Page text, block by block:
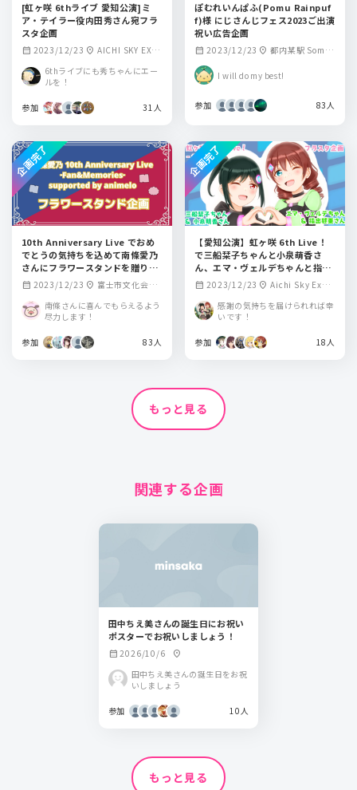
[虹ヶ咲 6thライブ 愛知公演]ミ
ア・テイラー役内田秀さん宛フラ
スタ企画
calendar_month 2023/12/23 location_on AICHI SKY EXP
O ホール A
6thライブにも秀ちゃんにエー
ルを！
参加 31人
ぽむれいんぱふ(Pomu Rainpuf
f)様 にじさんじフェス2023ご出演
祝い広告企画
calendar_month 2023/12/23 location_on 都内某駅 Some
I will do my best!
参加 83人
10th Anniversary Live でおめ
でとうの気持ちを込めて南條愛乃
さんにフラワースタンドを贈りま
せんか？💐
calendar_month 2023/12/23 location_on 富士市文化会館
ール
南條さんに喜んでもらえるよう
尽力します！
参加 83人
企画完了
【愛知公演】虹ヶ咲 6th Live！
で三船栞子ちゃんと小泉萌香さ
ん、エマ・ヴェルデちゃんと指出
毬亜さんへお花を贈りませんか？
calendar_month 2023/12/23 location_on Aichi Sky Expo
感謝の気持ちを届けられれば幸
いです！
参加 18人
企画完了
もっと見る
関連する企画
田中ちえ美さんの誕生日にお祝い
ポスターでお祝いしましょう！
calendar_month 2026/10/6 location_on
田中ちえ美さんの誕生日をお祝
いしましょう
参加 10人
もっと見る